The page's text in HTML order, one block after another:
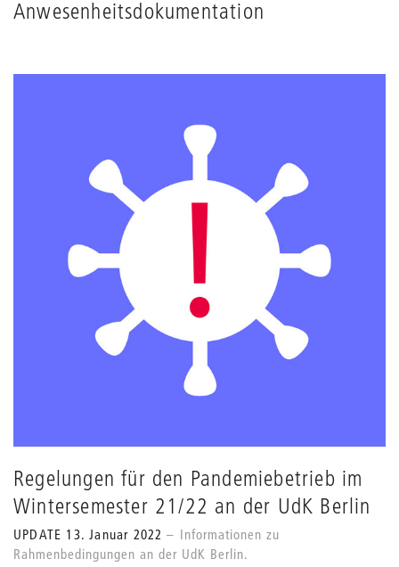
Anwesenheitsdokumentation
Regelungen für den Pandemiebetrieb im
Wintersemester 21/22 an der UdK Berlin
UPDATE 13. Januar 2022
Informationen zu
Rahmenbedingungen an der UdK Berlin.